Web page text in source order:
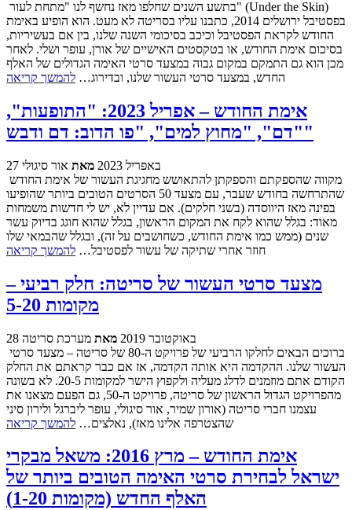
בפסטיבל ירושלים 2014, כתבנו עליו בסריטה לא מעט. הוא הופיע באימת
החודש לקראת הפסטיבל וכיכב בסיכומי השנה שלנו, בין אם בעשיריות,
בסיכום אימת החודש, או בטקסטים האישיים של אורן, עופר ושלי. לאחר
מכן הוא גם התמקם במקום גבוה במצעד סרטי האימה הגדולים של האלף
החדש, במצעד סרטי העשור שלנו, ובדירוג… להמשך קריאה
אימת החודש – אפריל 2023: "התופעות",
"דם", "מחוץ למים", "פו הדוב: דם ודבש"
27 באפריל 2023 מאת אור סיגולי
שהתרחשה בחודש שעבר, עם מצעד 50 הסרטים הטובים ביותר שהופיעו
בפינה מאז היווסדה (בשני חלקים). אם עדיין לא, יש לי חדשות משמחות
מאוד: בגלל שהוא לקח את המקום הראשון, בגלל שהוא חוגג בדיוק עשר
שנים (ממש כמו אימת החודש, כשחושבים על זה), ובגלל שהבמאי שלו
חוזר אחרי שתיקה של עשור לפסטיבל… להמשך קריאה
מצעד סרטי העשור של סריטה: חלק רביעי –
מקומות 5-20
28 באוקטובר 2019 מאת מערכת סריטה
העשור שלנו. ההקדמה היא אותה הקדמה, אז אם כבר קראתם את החלק
הקודם אתם מוזמנים לדלג מעליה ולקפוץ הישר למקומות 20-5. לא בשונה
מהפרויקט הגדול הראשון של סריטה, פרויקט ה-50, גם הפעם מצאנו את
עצמנו חברי סריטה (אורון שמיר, אור סיגולי, עופר ליברגל ולירון סיני
שהצטרפה אלינו מאז), נאלצים… להמשך קריאה
אימת החודש – מרץ 2016: משאל מבקרי
ישראל לבחירת סרטי האימה הטובים ביותר של
האלף החדש (מקומות 1-20)